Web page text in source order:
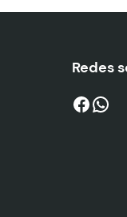
Redes
Facebook WhatsApp